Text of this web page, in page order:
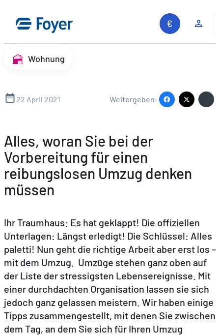
Inhalt
springen
Auf unserer Website suchen
DEFREN
Wohnung
22 April 2021 Weitergeben:
Alles, woran Sie bei der
Vorbereitung für einen
reibungslosen Umzug denken
müssen
Ihr Traumhaus: Es hat geklappt! Die offiziellen
Unterlagen: Längst erledigt! Die Schlüssel: Alles
paletti! Nun geht die richtige Arbeit aber erst los –
mit dem Umzug. Umzüge stehen ganz oben auf
der Liste der stressigsten Lebensereignisse. Mit
einer durchdachten Organisation lassen sie sich
jedoch ganz gelassen meistern. Wir haben einige
Tipps zusammengestellt, mit denen Sie zwischen
dem Tag, an dem Sie sich für Ihren Umzug